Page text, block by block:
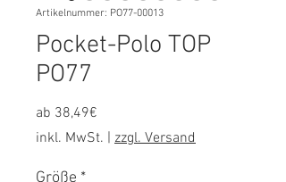
Artikelnummer: PO77-00013
Pocket-Polo TOP
PO77
ab 38,49€
Preis
inkl. MwSt. zzgl. Versand
Größe *